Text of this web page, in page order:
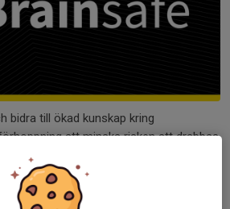
bidra till ökad kunskap kring
att minska risken att drabbas
följder som kan uppstå. Nu tar vi